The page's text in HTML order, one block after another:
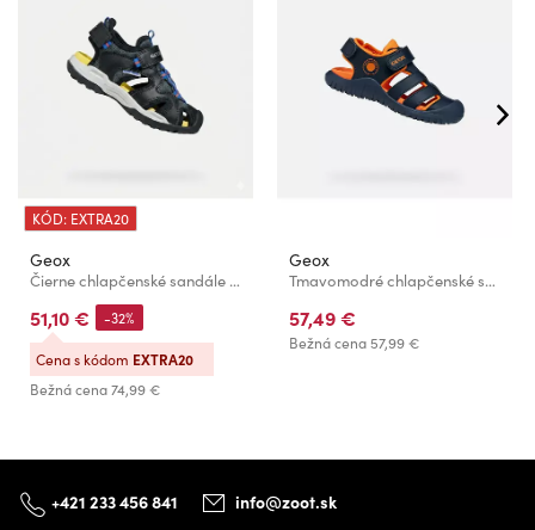
KÓD: EXTRA20
Geox
Čierne chlapčenské sandále Geox Borealis
51,10 €
Bežná cena74,99 €
-32%
Cena s kódom EXTRA20
Geox
Tmavomodré chlapčenské sandále Geox S. Fusbetto Pro
57,49 €
Bežná cena57,99 €
+421 233 456 841 info@zoot.sk